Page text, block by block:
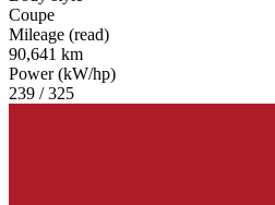
Coupe
Mileage (read)
90,641 km
Power (kW/hp)
239 / 325